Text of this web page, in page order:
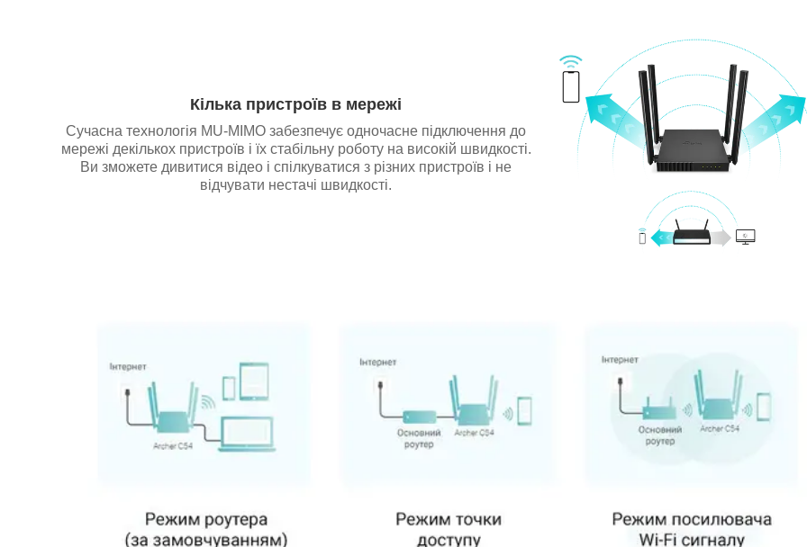
Кілька пристроїв в мережі
Сучасна технологія MU-MIMO забезпечує одночасне підключення до
мережі декількох пристроїв і їх стабільну роботу на високій швидкості.
Ви зможете дивитися відео і спілкуватися з різних пристроїв і не
відчувати нестачі швидкості.